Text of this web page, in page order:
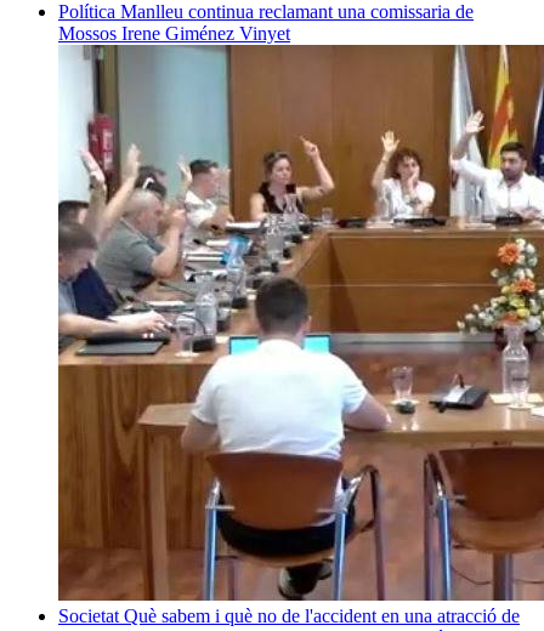
Política Manlleu continua reclamant una comissaria de
Mossos Irene Giménez Vinyet
Societat Què sabem i què no de l'accident en una atracció de